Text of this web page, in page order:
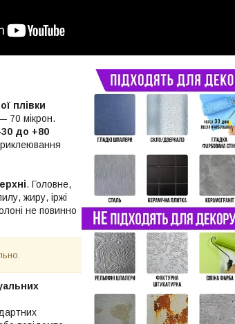
плівки
70 мікрон.
30 до +80
. Головне,
жиру, іржі
не повинно